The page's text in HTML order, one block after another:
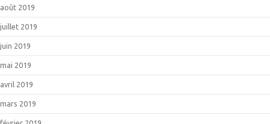
août 2019
juillet 2019
juin 2019
mai 2019
avril 2019
mars 2019